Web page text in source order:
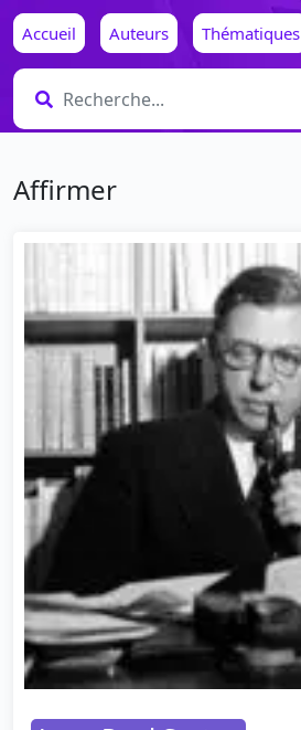
Accueil Auteurs Thématiques
Affirmer